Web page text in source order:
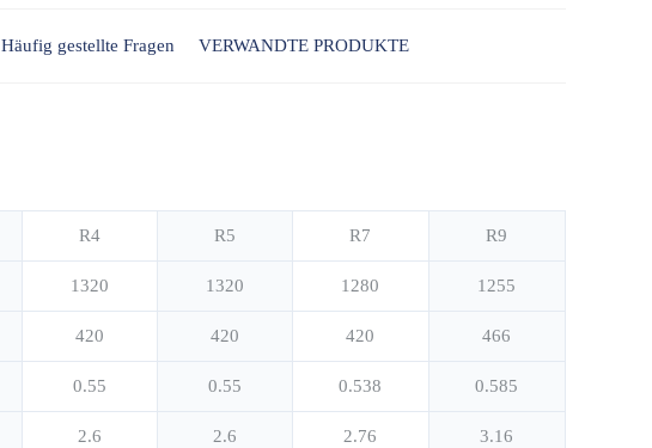
Häufig gestellte Fragen VERWANDTE PRODUKTE
R4 R5 R7 R9
1320 1320 1280 1255
420 420 420 466
0.55 0.55 0.538 0.585
2.6 2.6 2.76 3.16